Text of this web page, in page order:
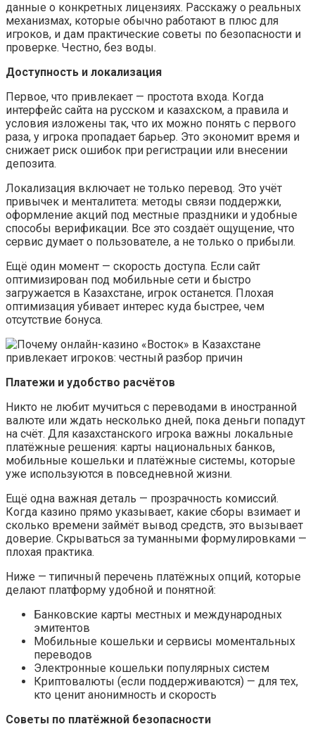
данные о конкретных лицензиях. Расскажу о реальных
механизмах, которые обычно работают в плюс для
игроков, и дам практические советы по безопасности и
проверке. Честно, без воды.
Доступность и локализация
Первое, что привлекает — простота входа. Когда
интерфейс сайта на русском и казахском, а правила и
условия изложены так, что их можно понять с первого
раза, у игрока пропадает барьер. Это экономит время и
снижает риск ошибок при регистрации или внесении
депозита.
Локализация включает не только перевод. Это учёт
привычек и менталитета: методы связи поддержки,
оформление акций под местные праздники и удобные
способы верификации. Все это создаёт ощущение, что
сервис думает о пользователе, а не только о прибыли.
Ещё один момент — скорость доступа. Если сайт
оптимизирован под мобильные сети и быстро
загружается в Казахстане, игрок останется. Плохая
оптимизация убивает интерес куда быстрее, чем
отсутствие бонуса.
Платежи и удобство расчётов
Никто не любит мучиться с переводами в иностранной
валюте или ждать несколько дней, пока деньги попадут
на счёт. Для казахстанского игрока важны локальные
платёжные решения: карты национальных банков,
мобильные кошельки и платёжные системы, которые
уже используются в повседневной жизни.
Ещё одна важная деталь — прозрачность комиссий.
Когда казино прямо указывает, какие сборы взимает и
сколько времени займёт вывод средств, это вызывает
доверие. Скрываться за туманными формулировками —
плохая практика.
Ниже — типичный перечень платёжных опций, которые
делают платформу удобной и понятной:
Банковские карты местных и международных
эмитентов
Мобильные кошельки и сервисы моментальных
переводов
Электронные кошельки популярных систем
Криптовалюты (если поддерживаются) — для тех,
кто ценит анонимность и скорость
Советы по платёжной безопасности